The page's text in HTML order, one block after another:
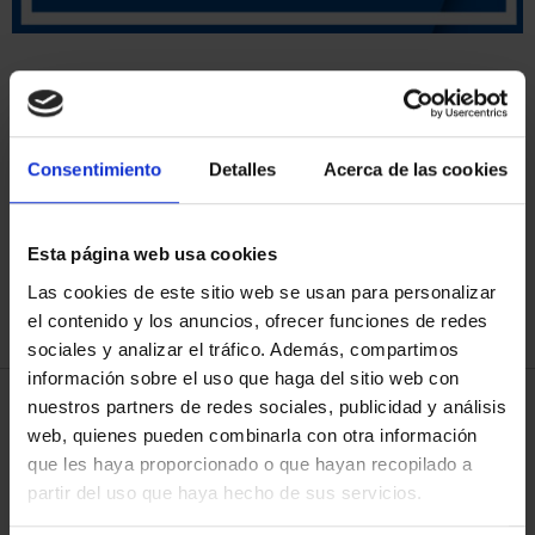
Consentimiento Detalles Acerca de las cookies
Esta página web usa cookies
Las cookies de este sitio web se usan para personalizar
el contenido y los anuncios, ofrecer funciones de redes
sociales y analizar el tráfico. Además, compartimos
información sobre el uso que haga del sitio web con
nuestros partners de redes sociales, publicidad y análisis
web, quienes pueden combinarla con otra información
que les haya proporcionado o que hayan recopilado a
partir del uso que haya hecho de sus servicios.
Has buscado "pard"
ORDENAR POR:
REFINAR
3 Productos encontrados